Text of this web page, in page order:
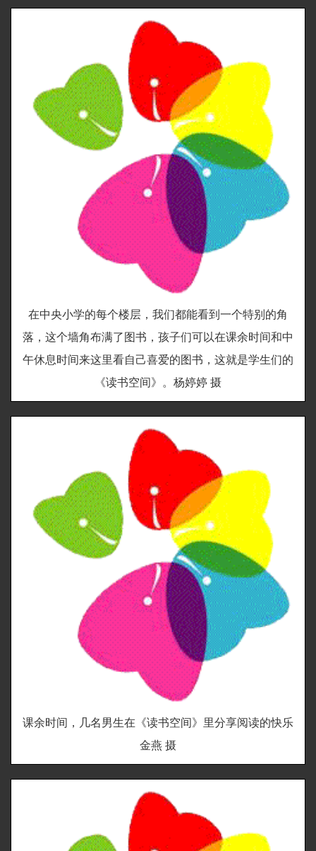
在中央小学的每个楼层，我们都能看到一个特别的角
落，这个墙角布满了图书，孩子们可以在课余时间和中
午休息时间来这里看自己喜爱的图书，这就是学生们的
《读书空间》。杨婷婷 摄
课余时间，几名男生在《读书空间》里分享阅读的快乐
金燕 摄